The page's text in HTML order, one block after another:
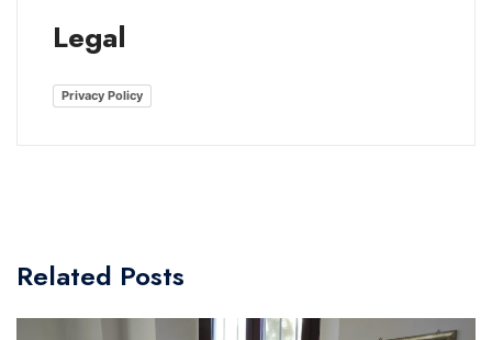
Legal
Privacy Policy
Related Posts